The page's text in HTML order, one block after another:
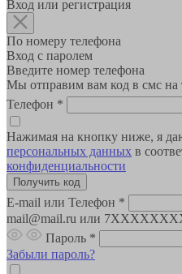
Вход или регистрация
По номеру телефона
Вход с паролем
Введите номер телефона
Мы отправим вам код в смс на
Телефон *
Нажимая на кнопку ниже, я
персональных данных в
конфиденциальности
E-mail или Телефон *
mail@mail.ru или
Пароль *
Забыли пароль?